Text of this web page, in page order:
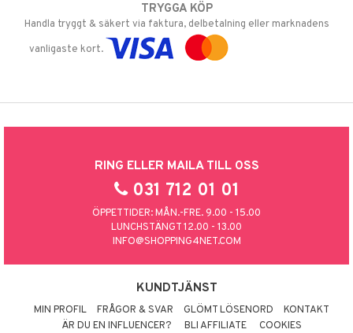
TRYGGA KÖP
Handla tryggt & säkert via faktura, delbetalning eller marknadens
vanligaste kort.
RING ELLER MAILA TILL OSS
031 712 01 01
ÖPPETTIDER: MÅN.-FRE. 9.00 - 15.00
LUNCHSTÄNGT 12.00 - 13.00
INFO@SHOPPING4NET.COM
KUNDTJÄNST
MIN PROFIL FRÅGOR & SVAR GLÖMT LÖSENORD
KONTAKT
ÄR DU EN INFLUENCER?
BLI AFFILIATE
COOKIES